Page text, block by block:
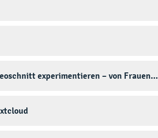
experimentieren – von Frauen...